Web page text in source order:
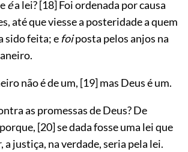
éa lei?[18]Foi ordenada por causa
até que viesse a posteridade a quem
sido feita; e foiposta pelos anjos na
não é de um, [19]mas Deus é um.
as promessas de Deus? De
[20]se dada fosse uma lei que
a justiça, na verdade, seria pela lei.